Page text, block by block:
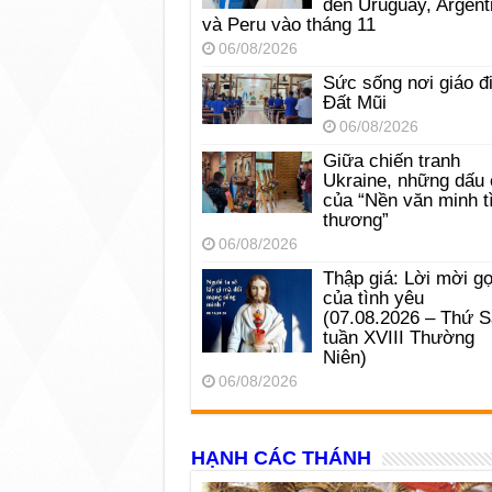
đến Uruguay,
và Peru vào tháng 11
06/08/2026
Sức sống nơi giáo
Đất Mũi
06/08/2026
Giữa chiến tranh
Ukraine, những dấu
của “Nền văn minh
thương”
06/08/2026
Thập giá: Lời mời
của tình yêu
(07.08.2026 – Thứ
tuần XVIII Thường
Niên)
06/08/2026
HẠNH CÁC THÁNH